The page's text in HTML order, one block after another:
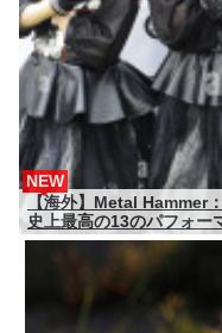
【海外】Metal Hammer
史上最高の13のパフォー
NEW